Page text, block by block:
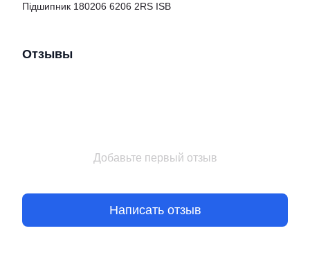
Підшипник 180206 6206 2RS ISB
Отзывы
Добавьте первый отзыв
Написать отзыв